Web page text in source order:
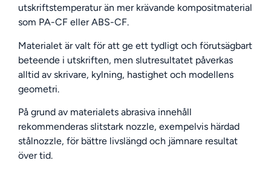
utskriftstemperatur än mer krävande kompositmaterial
som PA-CF eller ABS-CF.
Materialet är valt för att ge ett tydligt och förutsägbart
beteende i utskriften, men slutresultatet påverkas
alltid av skrivare, kylning, hastighet och modellens
geometri.
På grund av materialets abrasiva innehåll
rekommenderas slitstark nozzle, exempelvis härdad
stålnozzle, för bättre livslängd och jämnare resultat
över tid.